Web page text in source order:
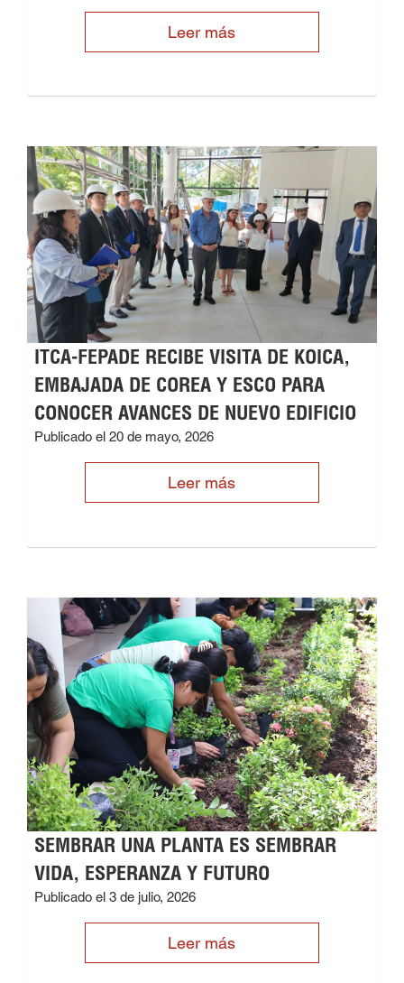
Leer más
ITCA-FEPADE RECIBE VISITA DE KOICA,
EMBAJADA DE COREA Y ESCO PARA
CONOCER AVANCES DE NUEVO EDIFICIO
Publicado el 20 de mayo, 2026
Leer más
SEMBRAR UNA PLANTA ES SEMBRAR
VIDA, ESPERANZA Y FUTURO
Publicado el 3 de julio, 2026
Leer más